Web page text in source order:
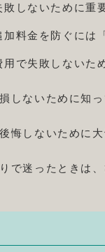
敗しないために重
加料金を防ぐには
用で失敗しないた
しないために知
悔しないために
で迷ったときは